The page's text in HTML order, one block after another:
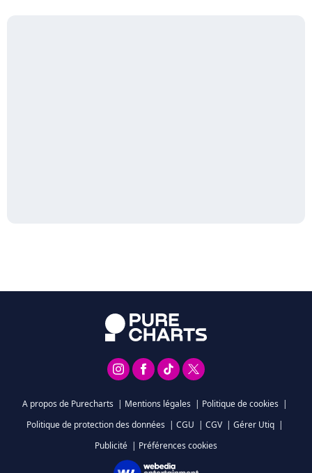
A propos de Purecharts | Mentions légales | Politique de cookies |
Politique de protection des données | CGU | CGV | Gérer Utiq |
Publicité | Préférences cookies